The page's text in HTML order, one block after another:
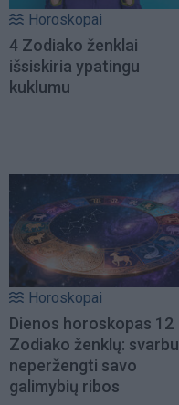
Horoskopai
4 Zodiako ženklai
išsiskiria ypatingu
kuklumu
Horoskopai
Dienos horoskopas 12
Zodiako ženklų: svarbu
neperžengti savo
galimybių ribos